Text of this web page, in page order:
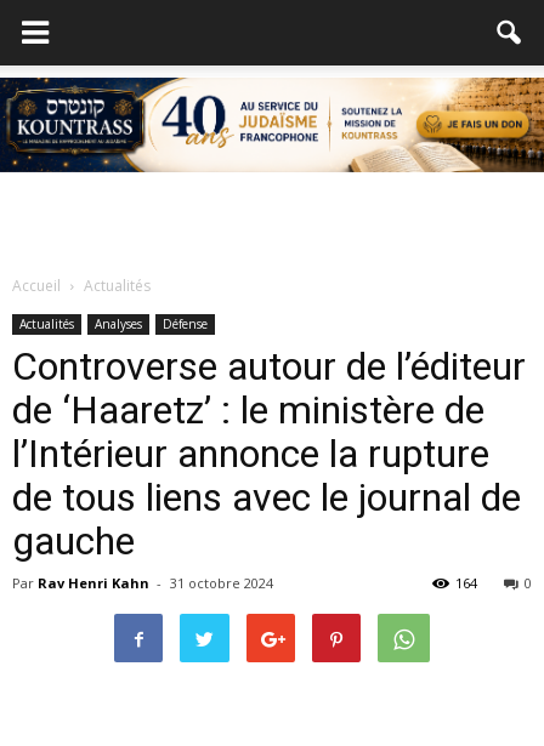
Accueil Actualités
Actualités Analyses Défense
Controverse autour de l’éditeur
de ‘Haaretz’ : le ministère de
l’Intérieur annonce la rupture
de tous liens avec le journal de
gauche
Par Rav Henri Kahn - 31 octobre 2024 0
164